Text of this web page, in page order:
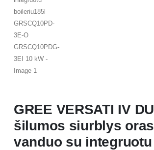
GREE VERSATI IV
šilumos siurblys
vanduo su integruotu